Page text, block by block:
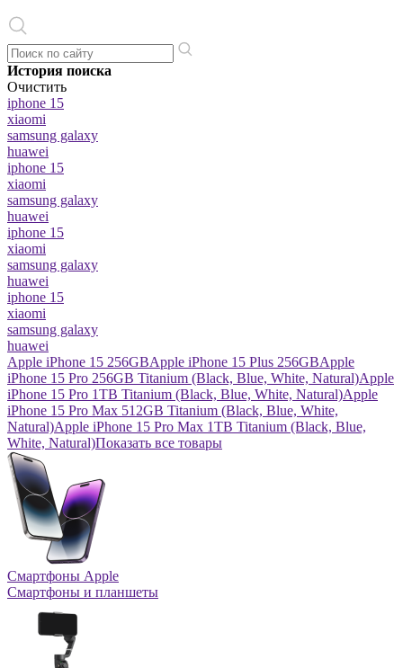
История поиска
Очистить
iphone 15
xiaomi
samsung galaxy
huawei
iphone 15
xiaomi
samsung galaxy
huawei
iphone 15
xiaomi
samsung galaxy
huawei
iphone 15
xiaomi
samsung galaxy
huawei
Apple iPhone 15 256GBApple iPhone 15 Plus 256GBApple
iPhone 15 Pro 256GB Titanium (Black, Blue, White, Natural)Apple
iPhone 15 Pro 1TB Titanium (Black, Blue, White, Natural)Apple
iPhone 15 Pro Max 512GB Titanium (Black, Blue, White,
Natural)Apple iPhone 15 Pro Max 1TB Titanium (Black, Blue,
White, Natural)Показать все товары
Смартфоны Apple
Смартфоны и планшеты